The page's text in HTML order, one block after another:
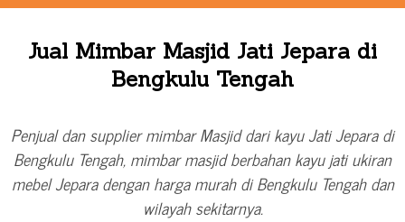
Jual Mimbar Masjid Jati Jepara di
Bengkulu Tengah
Penjual dan supplier mimbar Masjid dari kayu Jati Jepara di
Bengkulu Tengah, mimbar masjid berbahan kayu jati ukiran
mebel Jepara dengan harga murah di Bengkulu Tengah dan
wilayah sekitarnya.